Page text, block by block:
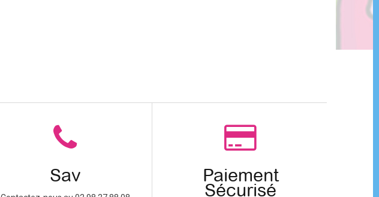
Sav Paiement
Sécurisé